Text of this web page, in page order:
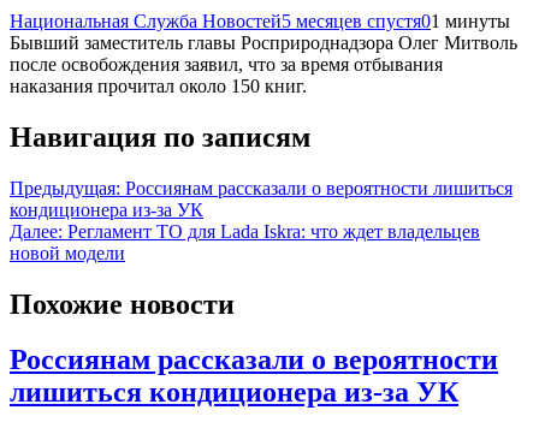
Национальная Служба Новостей5 месяцев спустя01 минуты
Бывший заместитель главы Росприроднадзора Олег Митволь
после освобождения заявил, что за время отбывания
наказания прочитал около 150 книг.
Навигация по записям
Предыдущая: Россиянам рассказали о вероятности лишиться
кондиционера из-за УК
Далее: Регламент ТО для Lada Iskra: что ждет владельцев
новой модели
Похожие новости
Россиянам рассказали о вероятности
лишиться кондиционера из-за УК